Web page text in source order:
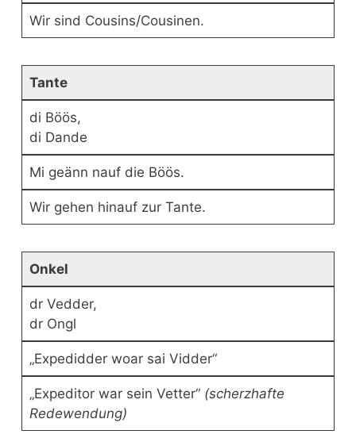
Wir sind Cousins/Cousinen.
Tante
di Böös,
di Dande
Mi geänn nauf die Böös.
Wir gehen hinauf zur Tante.
Onkel
dr Vedder,
dr Ongl
„Expedidder woar sai Vidder“
„Expeditor war sein Vetter“ (scherzhafte
Redewendung)